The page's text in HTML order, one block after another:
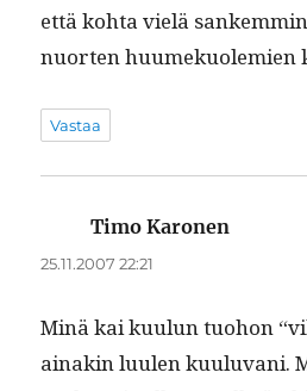
että koh­ta vielä
nuorten huumekuolemien
Vastaa
Timo Karonen
25.11.2007 22:21
Minä kai kuu­lun tuo­hon
ainakin luulen kuu­lu­vani.